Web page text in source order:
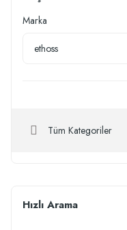
Marka
ethoss
Tüm Kategoriler
Hızlı Arama